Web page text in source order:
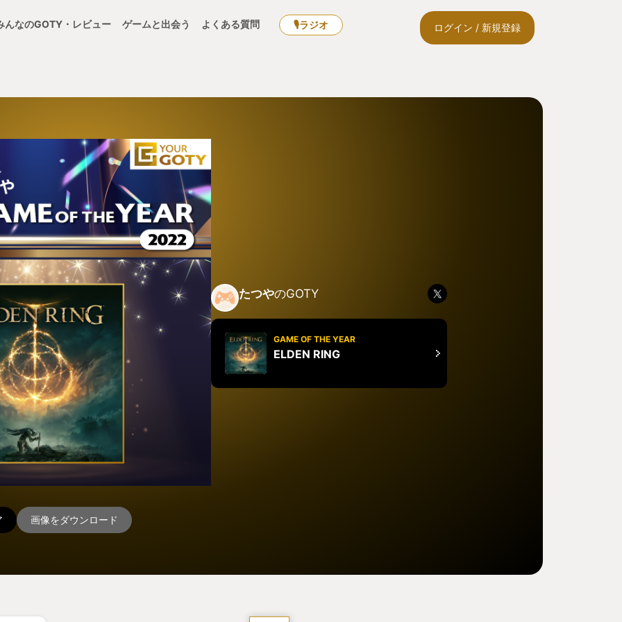
んなのGOTY・レビュー ゲームと出会う よくある質問 🎙ラジオ ログイン / 新規登録
画像をダウンロード
たつやのGOTY
GAME OF THE YEAR
ELDEN RING